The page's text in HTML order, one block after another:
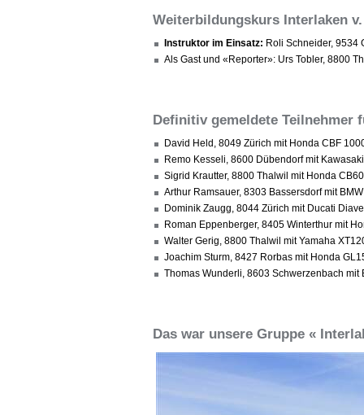
Weiterbildungskurs Interlaken v.
Instruktor im Einsatz: Roli Schneider, 9534
Als Gast und «Reporter»: Urs Tobler, 8800
Definitiv gemeldete Teilnehmer
David Held, 8049 Zürich mit Honda CBF
Remo Kesseli, 8600 Dübendorf mit
Sigrid Krautter, 8800 Thalwil mit Honda
Arthur Ramsauer, 8303 Bassersdorf mit
Dominik Zaugg, 8044 Zürich mit Ducati
Roman Eppenberger, 8405 Winterthur mit
Walter Gerig, 8800 Thalwil mit Yamaha
Joachim Sturm, 8427 Rorbas mit Honda
Thomas Wunderli, 8603 Schwerzenbach mit
Das war unsere Gruppe «